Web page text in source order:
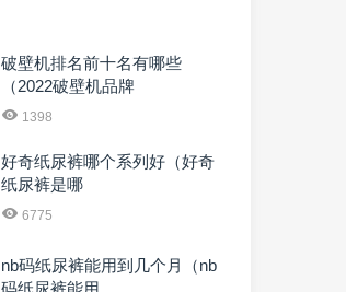
破壁机排名前十名有哪些
（2022破壁机品牌
1398
好奇纸尿裤哪个系列好（好奇
纸尿裤是哪
6775
nb码纸尿裤能用到几个月（nb